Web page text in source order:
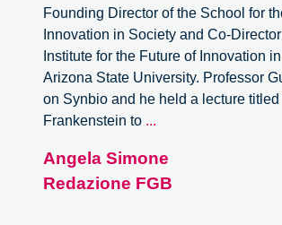
Founding Director of the School for
Innovation in Society and Co-
Institute for the Future of Innovation
Arizona State University. Professor
on Synbio and he held a lecture titled
Frankenstein to ...
innovations
and
Angela Simone
Redazione FGB